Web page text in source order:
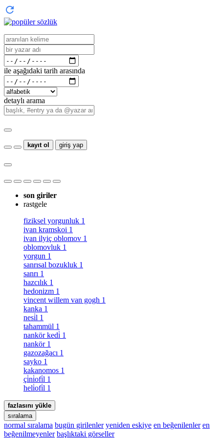
ile aşağıdaki tarih arasında
detaylı arama
kayıt ol giriş yap
son giriler
rastgele
fiziksel yorgunluk 1
ivan kramskoi 1
ivan ilyiç oblomov 1
oblomovluk 1
yorgun 1
sanrısal bozukluk 1
sanrı 1
hazcılık 1
hedonizm 1
vincent willem van gogh 1
kanka 1
nesi̇l 1
tahammül 1
nankör kedi̇ 1
nankör 1
gazozağacı 1
sayko 1
kakanomos 1
çi̇ni̇ofi̇l 1
heli̇ofi̇l 1
fazlasını yükle
sıralama
normal sıralama bugün girilenler yeniden eskiye en beğenilenler en
beğenilmeyenler başlıktaki görseller